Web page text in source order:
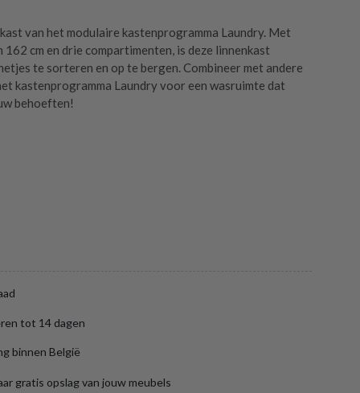
van het modulaire kastenprogramma Laundry. Met
162 cm en drie compartimenten, is deze linnenkast
te sorteren en op te bergen. Combineer met andere
kastenprogramma Laundry voor een wasruimte dat
behoeften!
tot 14 dagen
binnen België
gratis opslag van jouw meubels